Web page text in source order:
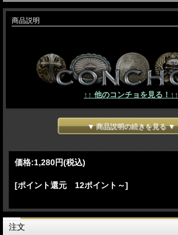
商品説明
↑↑ 他のコンチョを見る！↑↑
▼ 商品説明の続きを見る ▼
価格:1,280円(税込)
[ポイント還元 12ポイント～]
注文